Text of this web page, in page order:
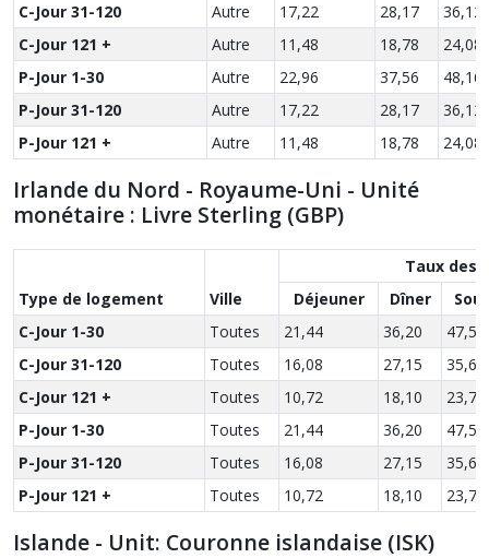
C-Jour 31-120
Autre 17,22 28,17
36,12
C-Jour 121 +
Autre 11,48 18,78
24,08
P-Jour 1-30
Autre 22,96 37,56
48,16
P-Jour 31-120
Autre 17,22 28,17
36,12
P-Jour 121 +
Autre 11,48 18,78 24,08
Irlande du Nord - Royaume-Uni - Unité
monétaire : Livre Sterling (GBP)
Type de logement Ville
Taux des
Déjeuner
Dîner
C-Jour 1-30
Toutes 21,44 36,20
47,52
C-Jour 31-120
Toutes 16,08 27,15
35,64
C-Jour 121 +
Toutes 10,72 18,10
23,76
P-Jour 1-30
Toutes 21,44 36,20
47,52
P-Jour 31-120
Toutes 16,08 27,15
35,64
P-Jour 121 +
Toutes 10,72 18,10 23,76
Islande - Unit: Couronne islandaise (ISK)